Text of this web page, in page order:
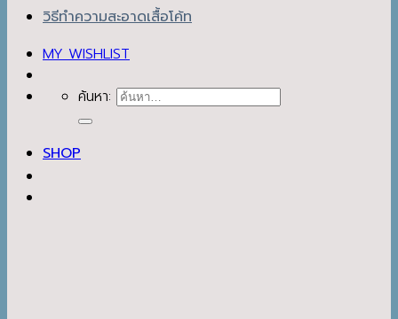
วิธีทำความสะอาดเสื้อโค้ท
MY WISHLIST
ค้นหา:
SHOP